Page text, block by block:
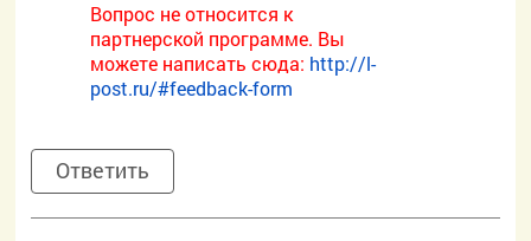
Вопрос не относится к
партнерской программе. Вы
можете написать сюда: http://l-
post.ru/#feedback-form
Ответить